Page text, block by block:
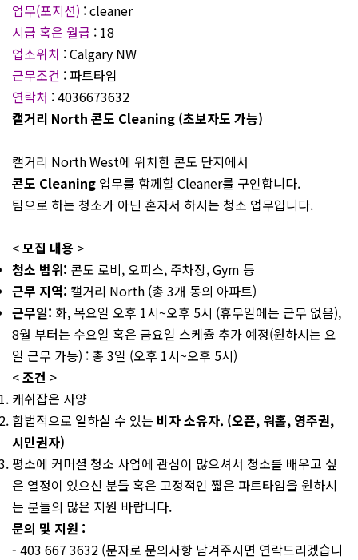
업무(포지션) : cleaner
시급 혹은 월급 : 18
업소위치 : Calgary NW
근무조건 : 파트타임
연락처 : 4036673632
캘거리 North 콘도 Cleaning (초보자도 가능)
캘거리 North West에 위치한 콘도 단지에서
콘도 Cleaning 업무를 함께할 Cleaner를 구인합니다.
팀으로 하는 청소가 아닌 혼자서 하시는 청소 업무입니다.
<모집 내용 >
청소 범위: 콘도 로비, 오피스, 주차장, Gym 등
근무 지역: 캘거리 North (총 3개 동의 아파트)
근무일: 화, 목요일 오후 1시~오후 5시 (휴무일에는 근무 없음),
8월 부터는 수요일 혹은 금요일 스케쥴 추가 예정(원하시는 요
일 근무 가능) : 총 3일 (오후 1시~오후 5시)
<조건 >
캐쉬잡은 사양
합법적으로 일하실 수 있는 비자 소유자. (오픈, 워홀, 영주권,
시민권자)
평소에 커머셜 청소 사업에 관심이 많으셔서 청소를 배우고 싶
은 열정이 있으신 분들 혹은 고정적인 짧은 파트타임을 원하시
는 분들의 많은 지원 바랍니다.
문의 및 지원 :
- 403 667 3632 (문자로 문의사항 남겨주시면 연락드리겠습니